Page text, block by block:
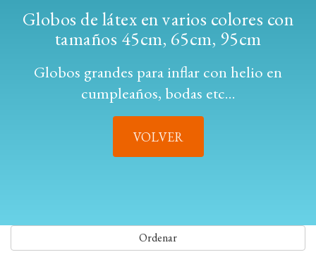
Globos de látex en varios colores con
tamaños 45cm, 65cm, 95cm
Globos grandes para inflar con helio en
cumpleaños, bodas etc...
VOLVER
Ordenar